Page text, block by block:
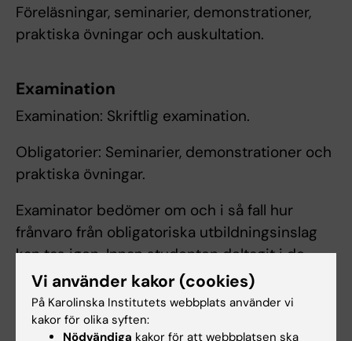
Föreläsningar, seminarier, demonstrationer,
praktiska övningar och auskultation.
Examination
Examination: Skriftlig examination.
Obligatorier: Seminarier, demonstrationer och
praktiska övningar.
Examinator bedömer om och i så fall hur
frånvaro från obligatoriska utbildningsinslag
kan tas igen. Innan studenten deltagit i de
obligatoriska utbildningsinslagen eller tagit
igen frånvaro i enlighet med examinators
anvisningar kan inte studieresultaten
Vi använder kakor (cookies)
På Karolinska Institutets webbplats använder vi
kakor för olika syften:
Nödvändiga kakor för att webbplatsen ska